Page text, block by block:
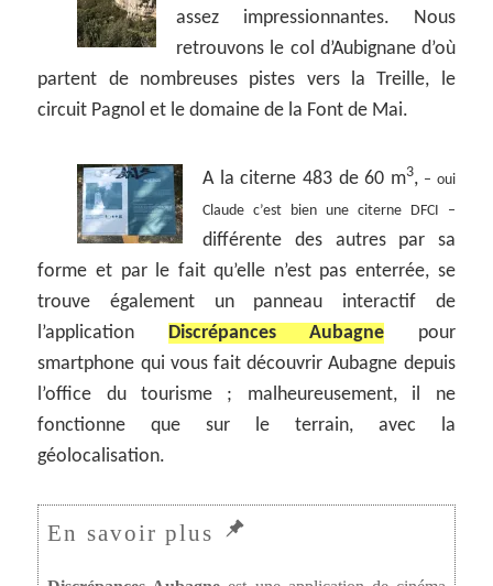
assez impressionnantes. Nous
retrouvons le col d’Aubignane d’où
partent de nombreuses pistes vers la Treille, le
circuit Pagnol et le domaine de la Font de Mai.
A la citerne 483 de 60 m3, – oui
Claude c’est bien une citerne DFCI –
différente des autres par sa
forme et par le fait qu’elle n’est pas enterrée, se
trouve également un panneau interactif de
l’application Discrépances Aubagne pour
smartphone qui vous fait découvrir Aubagne depuis
l’office du tourisme ; malheureusement, il ne
fonctionne que sur le terrain, avec la
géolocalisation.